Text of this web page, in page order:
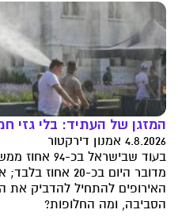
המזגן של העתיד: בלי גזי
4.8.2026 אמנון דירקטור
בעוד
מדובר היום בכ-
האירופים להתחיל להדביק את
הסביבה, ומה החלופות?